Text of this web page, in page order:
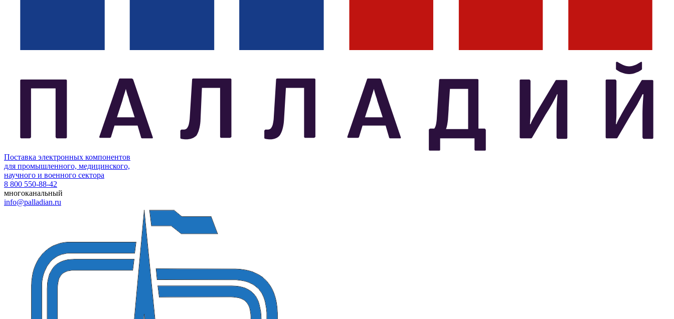
Поставка электронных компонентов
для промышленного, медицинского,
научного и военного сектора
8 800 550-88-42
многоканальный
info@palladian.ru